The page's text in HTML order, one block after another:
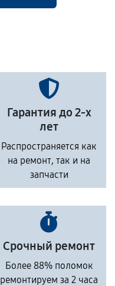
Гарантия до 2-х
лет
Распространяется как
на ремонт, так и на
запчасти
Срочный ремонт
Более 88% поломок
ремонтируем за 2 часа